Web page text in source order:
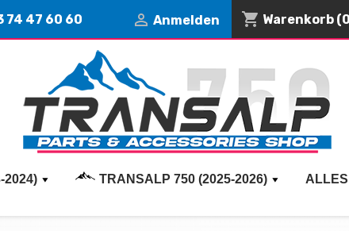
74 47 60 60  Anmelden shopping_cart Warenkorb
2024) TRANSALP 750 (2025-2026)